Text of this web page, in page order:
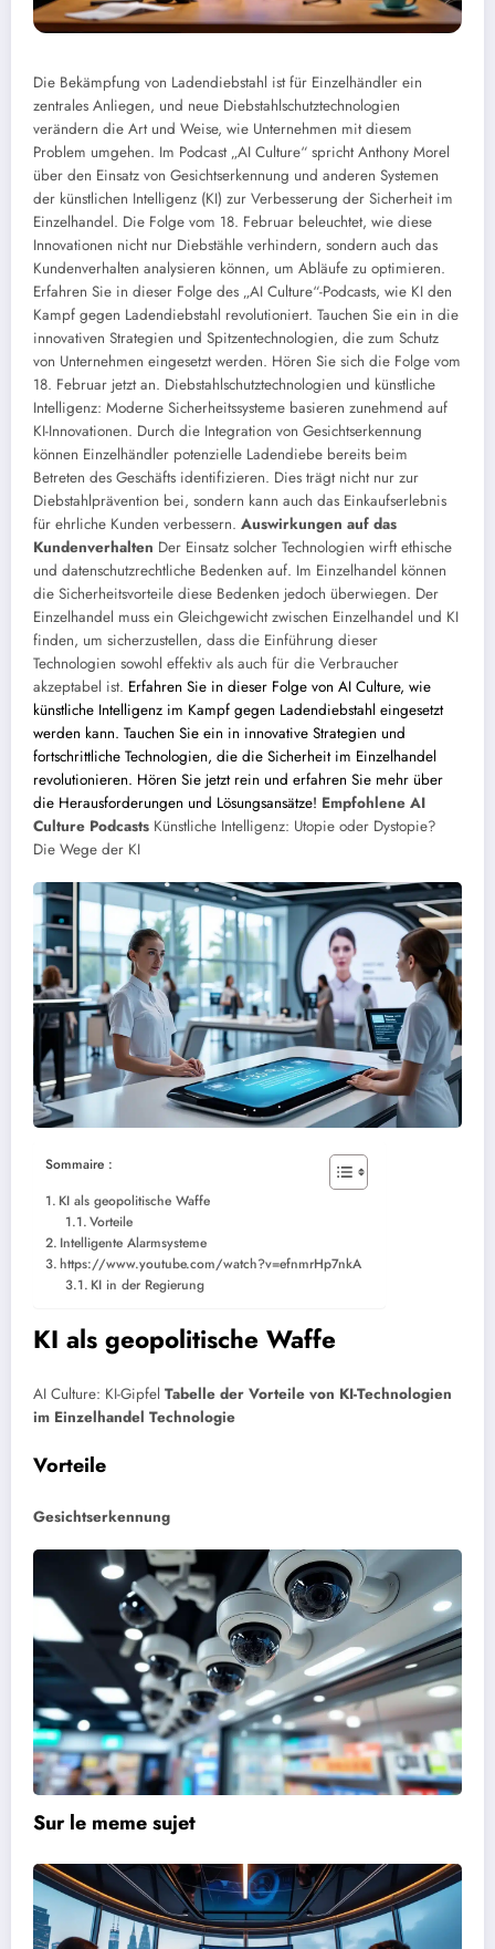
Die Bekämpfung von Ladendiebstahl ist für Einzelhändler ein
zentrales Anliegen, und neue Diebstahlschutztechnologien
verändern die Art und Weise, wie Unternehmen mit diesem
Problem umgehen. Im Podcast „AI Culture“ spricht Anthony Morel
über den Einsatz von Gesichtserkennung und anderen Systemen
der künstlichen Intelligenz (KI) zur Verbesserung der Sicherheit im
Einzelhandel. Die Folge vom 18. Februar beleuchtet, wie diese
Innovationen nicht nur Diebstähle verhindern, sondern auch das
Kundenverhalten analysieren können, um Abläufe zu optimieren.
Erfahren Sie in dieser Folge des „AI Culture“-Podcasts, wie KI den
Kampf gegen Ladendiebstahl revolutioniert. Tauchen Sie ein in die
innovativen Strategien und Spitzentechnologien, die zum Schutz
von Unternehmen eingesetzt werden. Hören Sie sich die Folge vom
18. Februar jetzt an. Diebstahlschutztechnologien und künstliche
Intelligenz: Moderne Sicherheitssysteme basieren zunehmend auf
KI-Innovationen. Durch die Integration von Gesichtserkennung
können Einzelhändler potenzielle Ladendiebe bereits beim
Betreten des Geschäfts identifizieren. Dies trägt nicht nur zur
Diebstahlprävention bei, sondern kann auch das Einkaufserlebnis
für ehrliche Kunden verbessern. Auswirkungen auf das
Kundenverhalten Der Einsatz solcher Technologien wirft ethische
und datenschutzrechtliche Bedenken auf. Im Einzelhandel können
die Sicherheitsvorteile diese Bedenken jedoch überwiegen. Der
Einzelhandel muss ein Gleichgewicht zwischen Einzelhandel und KI
finden, um sicherzustellen, dass die Einführung dieser
Technologien sowohl effektiv als auch für die Verbraucher
akzeptabel ist. Erfahren Sie in dieser Folge von AI Culture, wie
künstliche Intelligenz im Kampf gegen Ladendiebstahl eingesetzt
werden kann. Tauchen Sie ein in innovative Strategien und
fortschrittliche Technologien, die die Sicherheit im Einzelhandel
revolutionieren. Hören Sie jetzt rein und erfahren Sie mehr über
die Herausforderungen und Lösungsansätze! Empfohlene AI
Culture Podcasts Künstliche Intelligenz: Utopie oder Dystopie?
Die Wege der KI
Sommaire :
KI als geopolitische Waffe
Vorteile
Intelligente Alarmsysteme
https://www.youtube.com/watch?v=efnmrHp7nkA
KI in der Regierung
KI als geopolitische Waffe
AI Culture: KI-Gipfel Tabelle der Vorteile von KI-Technologien
im Einzelhandel Technologie
Vorteile
Gesichtserkennung
Sur le meme sujet